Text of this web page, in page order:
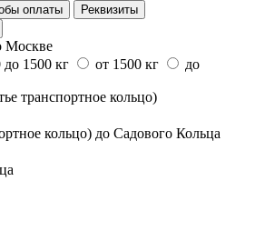
оплаты
Реквизиты
Москве
до 1500 кг от 1500 кг
до
транспортное кольцо)
кольцо) до Садового Кольца